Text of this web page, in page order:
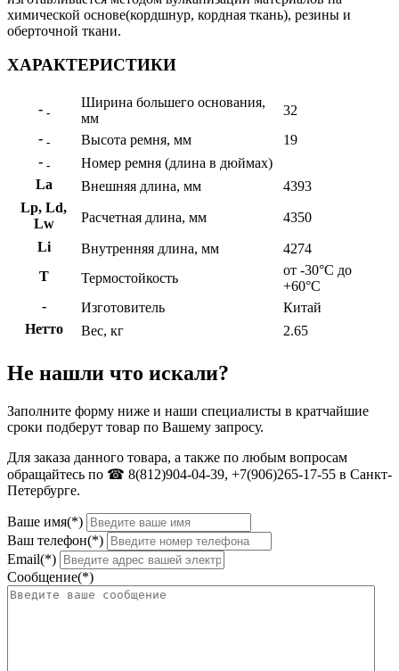
химической основе(кордшнур, кордная ткань), резины и
оберточной ткани.
ХАРАКТЕРИСТИКИ
- -
Ширина большего основания,
мм
32
- - Высота ремня, мм
19
- -
Номер ремня (длина в дюймах)
La
Внешняя длина, мм
4393
Lp, Ld,
Lw
Расчетная длина, мм
4350
Li
Внутренняя длина, мм
4274
Т
Термостойкость
от -30°C до
+60°C
-
Изготовитель
Китай
Нетто
Вес, кг 2.65
Не нашли что искали?
Заполните форму ниже и наши специалисты в кратчайшие
сроки подберут товар по Вашему запросу.
Для заказа данного товара, а также по любым вопросам
обращайтесь по ☎ 8(812)904-04-39, +7(906)265-17-55 в Санкт-
Петербурге.
Ваше имя(*)
Ваш телефон(*)
Email(*)
Сообщение(*)